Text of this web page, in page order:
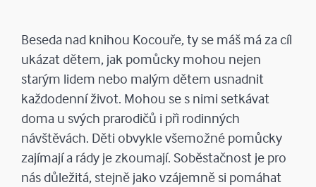
Beseda nad knihou Kocouře, ty se máš má za cíl
ukázat dětem, jak pomůcky mohou nejen
starým lidem nebo malým dětem usnadnit
každodenní život. Mohou se s nimi setkávat
doma u svých prarodičů i při rodinných
návštěvách. Děti obvykle všemožné pomůcky
zajímají a rády je zkoumají. Soběstačnost je pro
nás důležitá, stejně jako vzájemně si pomáhat